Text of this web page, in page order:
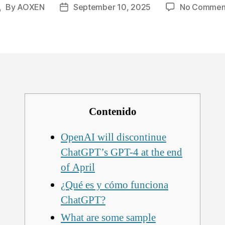
By AOXEN
PostSeptember 10, 2025 No
Contenido
OpenAI will discontinue
ChatGPT’s GPT-4 at the end
of April
¿Qué es y cómo funciona
ChatGPT?
What are some sample